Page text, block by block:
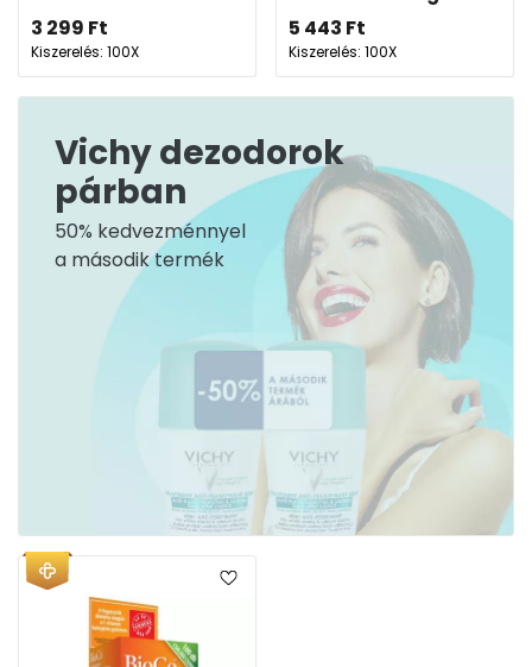
3 299 Ft
Kiszerelés: 100X
5 443 Ft
Kiszerelés: 100X
Vichy dezodorok
párban
50% kedvezménnyel
a második termék